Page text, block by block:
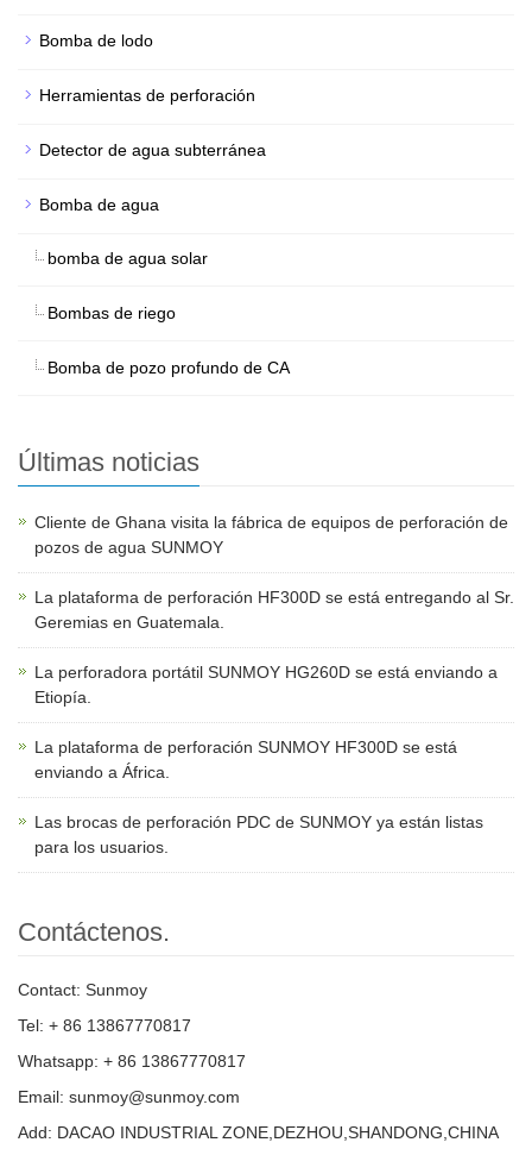
Bomba de lodo
Herramientas de perforación
Detector de agua subterránea
Bomba de agua
bomba de agua solar
Bombas de riego
Bomba de pozo profundo de CA
Últimas noticias
Cliente de Ghana visita la fábrica de equipos de perforación de
pozos de agua SUNMOY
La plataforma de perforación HF300D se está entregando al Sr.
Geremias en Guatemala.
La perforadora portátil SUNMOY HG260D se está enviando a
Etiopía.
La plataforma de perforación SUNMOY HF300D se está
enviando a África.
Las brocas de perforación PDC de SUNMOY ya están listas
para los usuarios.
Contáctenos.
Contact: Sunmoy
Tel: + 86 13867770817
Whatsapp: + 86 13867770817
Email: sunmoy@sunmoy.com
Add: DACAO INDUSTRIAL ZONE,DEZHOU,SHANDONG,CHINA